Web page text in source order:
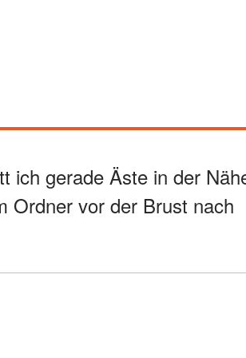
ich gerade Äste in der
Ordner vor der Brust nach